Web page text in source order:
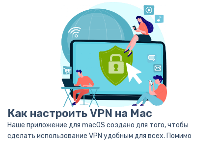
Как настроить VPN на Mac
Наше приложение для macOS создано для того, чтобы
сделать использование VPN удобным для всех. Помимо